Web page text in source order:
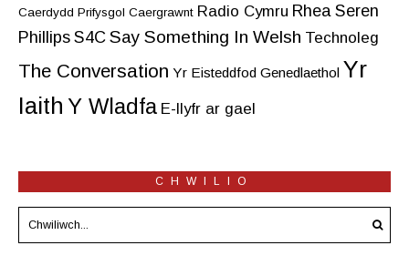
Caerdydd Prifysgol Caergrawnt Radio Cymru Rhea Seren
Phillips S4C Say Something In Welsh Technoleg
The Conversation Yr Eisteddfod Genedlaethol Yr
Iaith Y Wladfa E-llyfr ar gael
CHWILIO